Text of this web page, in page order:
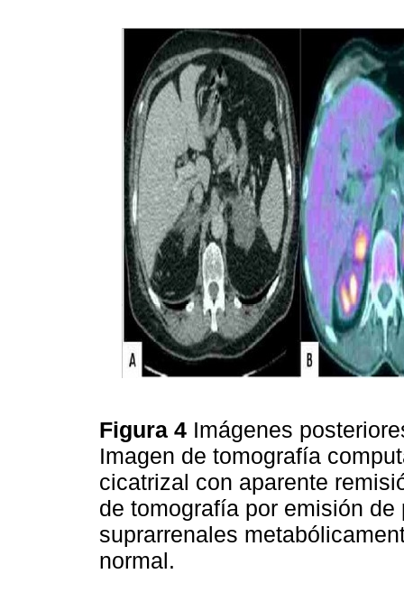
Figura 4 Imágenes
Imagen de tomografía
cicatrizal con aparente
de tomografía por emisión
suprarrenales
normal.